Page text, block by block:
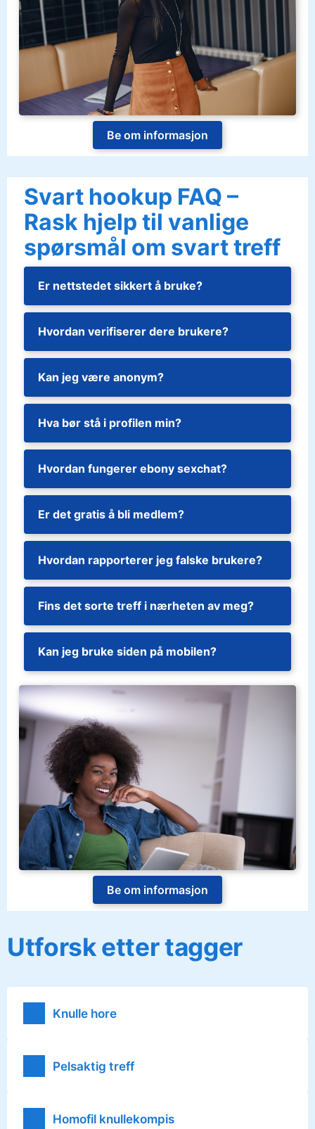
Be om informasjon
Svart hookup FAQ –
Rask hjelp til vanlige
spørsmål om svart treff
Er nettstedet sikkert å bruke?
Hvordan verifiserer dere brukere?
Kan jeg være anonym?
Hva bør stå i profilen min?
Hvordan fungerer ebony sexchat?
Er det gratis å bli medlem?
Hvordan rapporterer jeg falske brukere?
Fins det sorte treff i nærheten av meg?
Kan jeg bruke siden på mobilen?
Be om informasjon
Utforsk etter tagger
Knulle hore
Pelsaktig treff
Homofil knullekompis